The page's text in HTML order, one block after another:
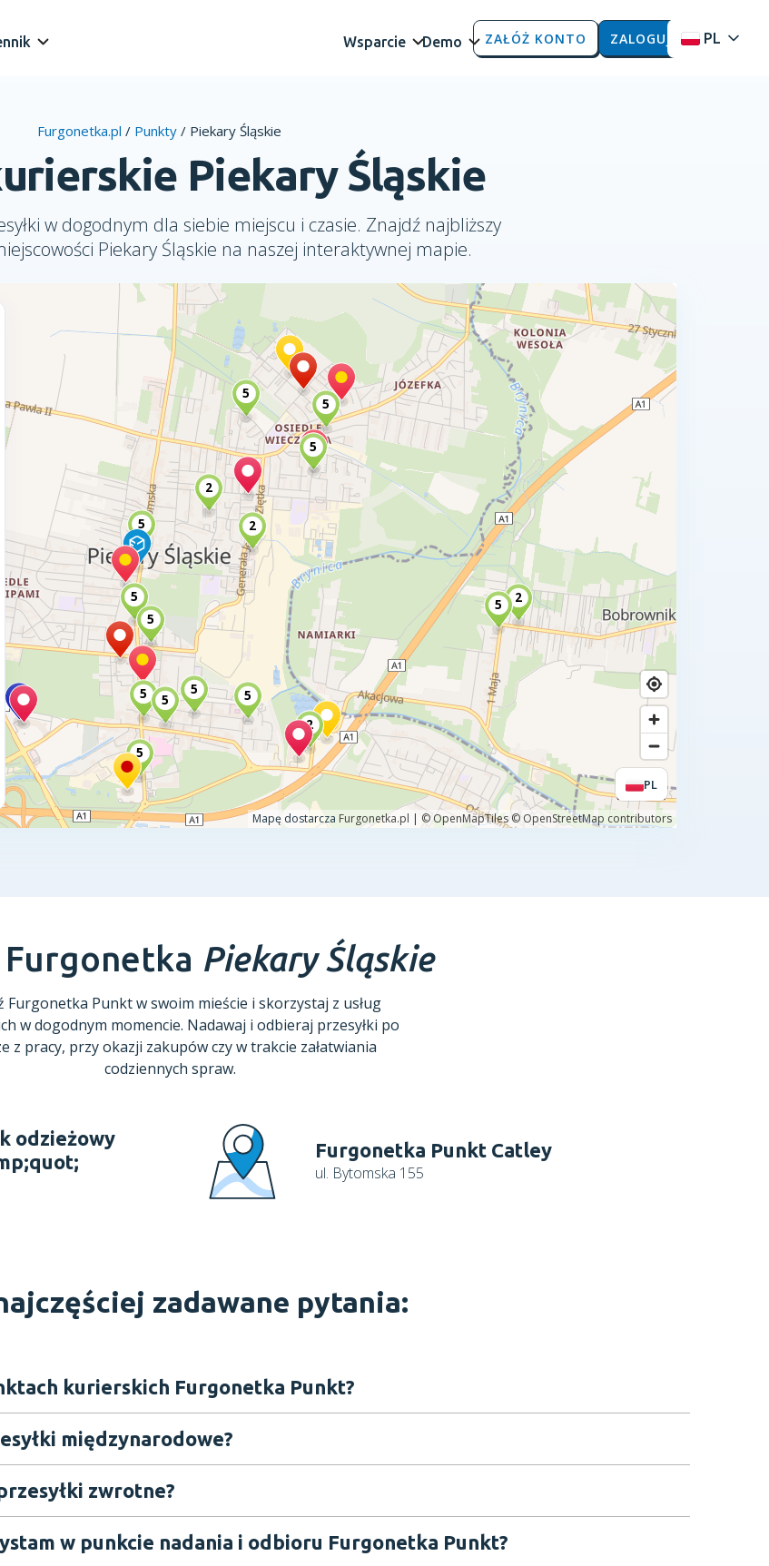
Wsparcie Demo ZAŁÓŻ KONTO ZALOGUJ PL
Furgonetka.pl / Punkty / Piekary Śląskie
Piekary Śląskie
w dogodnym dla siebie miejscu i czasie. Znajdź najbliższy
Piekary Śląskie na naszej interaktywnej mapie.
Piekary Śląskie
Furgonetka Punkt w swoim mieście i skorzystaj z usług
w dogodnym momencie. Nadawaj i odbieraj przesyłki po
z pracy, przy okazji zakupów czy w trakcie załatwiania
codziennych spraw.
odzieżowy
Furgonetka Punkt Catley
ul. Bytomska 155
zadawane pytania:
kurierskich Furgonetka Punkt?
międzynarodowe?
zwrotne?
w punkcie nadania i odbioru Furgonetka Punkt?